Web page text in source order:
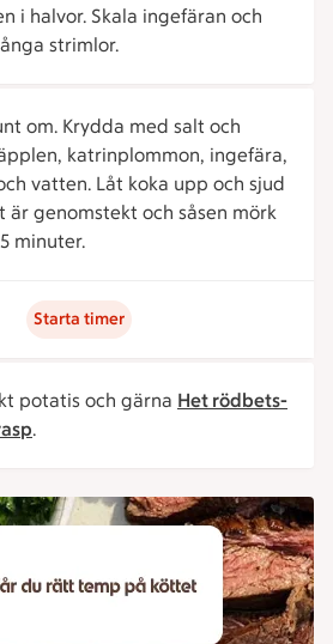
i halvor. Skala ingefäran och
strimlor.
om. Krydda med salt och
katrinplommon, ingefära,
vatten. Låt koka upp och sjud
är genomstekt och såsen mörk
minuter.
Starta timer
potatis och gärna Het rödbets-
.